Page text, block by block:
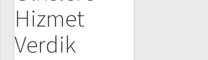
Hizmet
Verdik